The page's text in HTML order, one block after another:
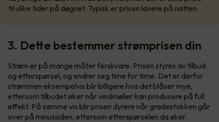
til ulike tider på døgnet. Typisk er prisen lavere på natten.
3. Dette bestemmer strømprisen din
Strøm er på mange måter ferskvare. Prisen styres av tilbud
og etterspørsel, og endrer seg time for time. Det er derfor
strømmen eksempelvis blir billigere hvis det blåser mye,
ettersom tilbudet øker når vindmøller kan produsere på full
effekt. På samme vis blir prisen dyrere når gradestokken går
over på minussiden, ettersom etterspørselen da øker.